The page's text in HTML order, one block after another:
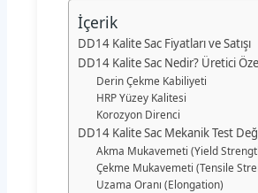
İçerik
DD14 Kalite Sac Fiyatları ve Satışı
DD14 Kalite Sac Nedir? Üretici
Derin Çekme Kabiliyeti
HRP Yüzey Kalitesi
Korozyon Direnci
DD14 Kalite Sac Mekanik Test
Akma Mukavemeti (Yield
Çekme Mukavemeti (Tensile
Uzama Oranı (Elongation)